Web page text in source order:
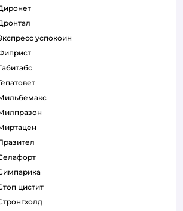
диронет
дронтал
экспресс успокоин
фиприст
габитабс
гепатовет
мильбемакс
милпразон
миртацен
празител
селафорт
симпарика
стоп цистит
стронгхолд